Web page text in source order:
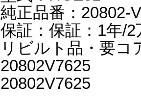
純正品番：20802-
保証：保証：1年/2
リビルト品・要コ
20802V7625
20802V7625